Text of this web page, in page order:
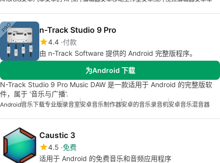
n-Track Studio 9 Pro
4.4 付款
由 n-Track Software 提供的 Android 完整版程序。
为Android 下载
N-Track Studio 9 Pro Music DAW 是一款适用于 Android 的完整版软
件，属于 '音乐与广播'.
Android音乐下载专业版录音室安卓音乐制作器安卓的音乐录音机安卓音乐混音器
Caustic 3
4.5 免费
适用于 Android 的免费音乐和音频应用程序